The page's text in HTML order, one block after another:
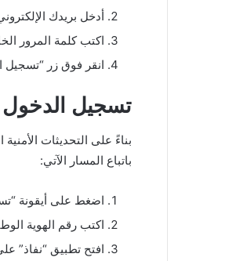
أدخل بريدك
اكتب كلمة المرور
انقر فوق زر “تسجيل
تسجيل الدخول
بناءً على التحديثات
باتباع المسار الآتي:
اضغط على أيقونة
اكتب رقم الهوية
افتح تطبيق “نفاذ”